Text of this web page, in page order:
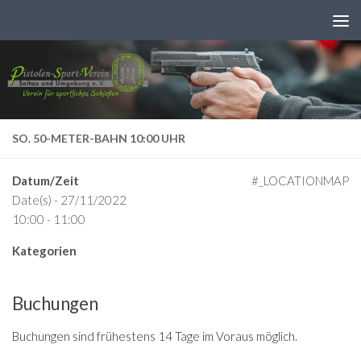
SO. 50-METER-BAHN 10:00 UHR
#_LOCATIONMAP
Datum/Zeit
Date(s) - 27/11/2022
10:00 - 11:00
Kategorien
Buchungen
Buchungen sind frühestens 14 Tage im Voraus möglich.